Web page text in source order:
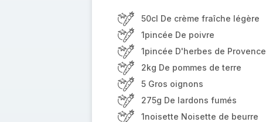
50cl De crème fraîche légère
1pincée De poivre
1pincée D'herbes de Provence
2kg De pommes de terre
5 Gros oignons
275g De lardons fumés
1noisette Noisette de beurre